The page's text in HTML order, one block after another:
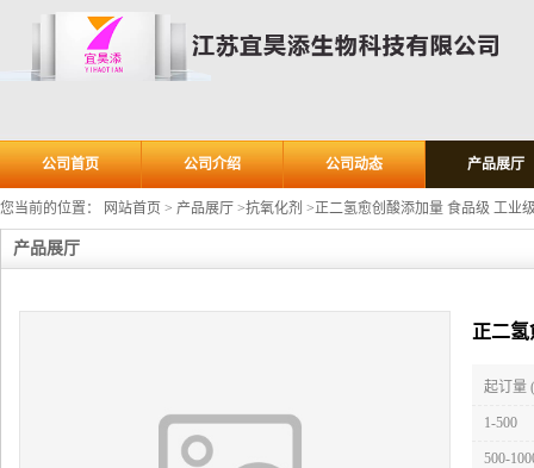
公司首页 公司介绍 公司动态 产品展厅
您当前的位置： 网站首页 > 产品展厅 >抗氧化剂 >正二氢愈创酸添加量 食品级 工业
产品展厅
正二
起订量
1-500
500-